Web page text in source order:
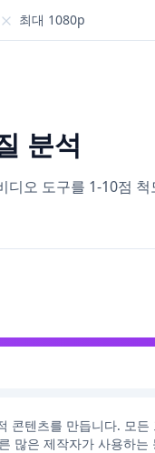
최대 1080p
분석
디오 도구를 1-10점 척
콘텐츠를 만듭니다. 모든
많은 제작자가 사용하는